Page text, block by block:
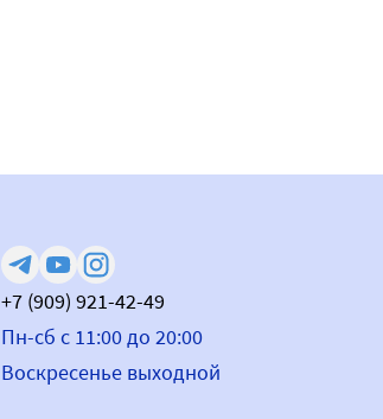
+7 (909) 921-42-49
Пн-сб с 11:00 до 20:00
Воскресенье выходной